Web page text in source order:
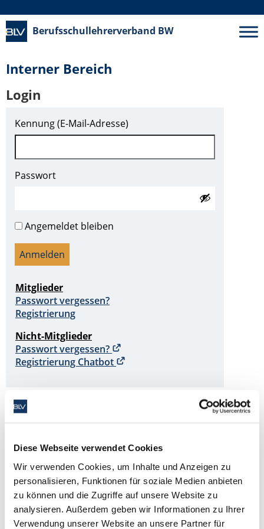
Diese Webseite verwendet Cookies
Wir verwenden Cookies, um Inhalte und Anzeigen zu
personalisieren, Funktionen für soziale Medien anbieten
zu können und die Zugriffe auf unsere Website zu
analysieren. Außerdem geben wir Informationen zu Ihrer
Verwendung unserer Website an unsere Partner für
Berufsschullehrerverband BW
Interner Bereich
Herzlich willkommen
Liebes BLV-Mitglied, liebe Nicht-Mitglieder
schön, dass Sie Interesse am Mitgliederbereich haben. Da
getrennte Systeme sind, ist es notwendig, dass Sie sich für
beide Systeme separat anmelden.
Tipp: Zur Vereinfachung können Sie sich für beide Systeme
die gleichen Passwörter vergeben.
Login
Kennung (E-Mail-Adresse)
Passwort
Angemeldet bleiben
Anmelden
Mitglieder
Passwort vergessen?
Registrierung
Nicht-Mitglieder
Passwort vergessen?
Registrierung Chatbot